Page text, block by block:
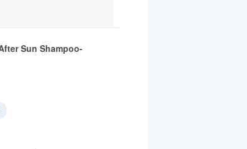
Sun Shampoo-